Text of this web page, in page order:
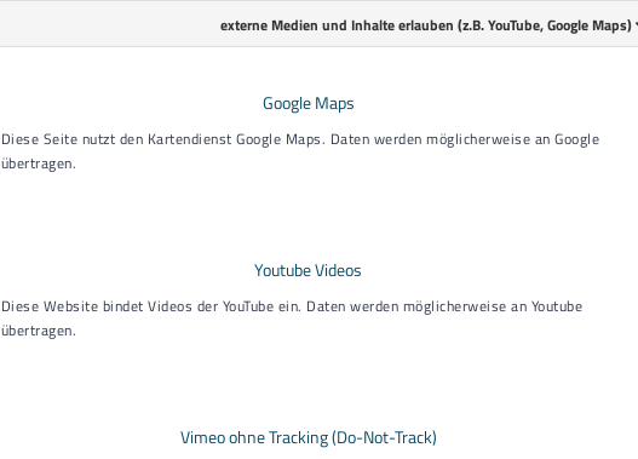
externe Medien und Inhalte erlauben (z.B. YouTube, Google Maps)
Google Maps
Diese Seite nutzt den Kartendienst Google Maps. Daten werden möglicherweise an Google
übertragen.
Aktiv
Youtube Videos
Diese Website bindet Videos der YouTube ein. Daten werden möglicherweise an Youtube
übertragen.
Vimeo ohne Tracking (Do-Not-Track)